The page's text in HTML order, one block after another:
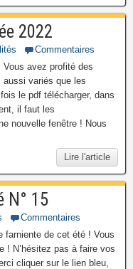
2022
Commentaires
avez profité des
aussi variés que les
le pdf télécharger, dans
il faut les
nouvelle fenêtre ! Nous
Lire l'article
N° 15
Commentaires
farniente de cet été ! Vous
! N’hésitez pas à faire vos
cliquer sur le lien bleu,